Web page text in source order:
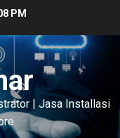
PM
| Jasa Installasi